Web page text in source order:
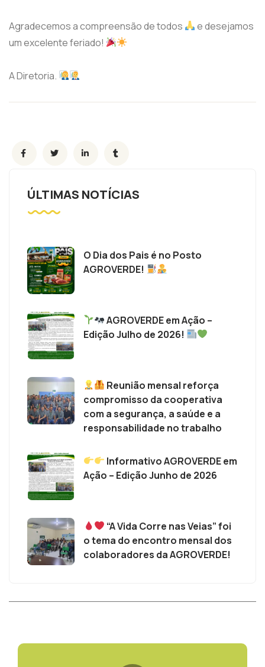
Agradecemos a compreensão de todos
e desejamos
um excelente feriado!
A Diretoria.
ÚLTIMAS NOTÍCIAS
O Dia dos Pais é no Posto
AGROVERDE!
AGROVERDE em Ação –
Edição Julho de 2026!
Reunião mensal reforça
compromisso da cooperativa
com a segurança, a saúde e a
responsabilidade no trabalho
Informativo AGROVERDE em
Ação – Edição Junho de 2026
“A Vida Corre nas Veias” foi
o tema do encontro mensal dos
colaboradores da AGROVERDE!